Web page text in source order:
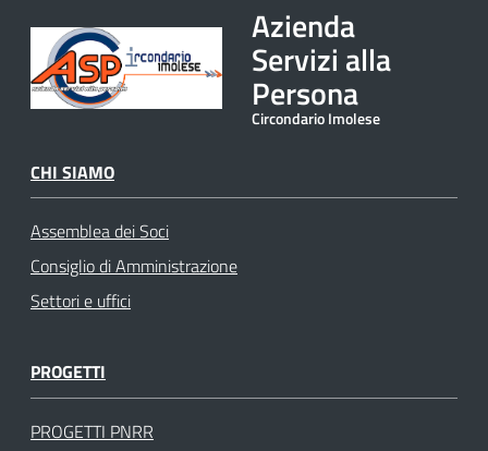
Azienda
Servizi alla
Persona
Circondario Imolese
CHI SIAMO
Assemblea dei Soci
Consiglio di Amministrazione
Settori e uffici
PROGETTI
PROGETTI PNRR